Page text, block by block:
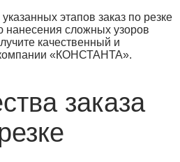
этапов заказ по резке
нанесения сложных узоров
качественный и
«КОНСТАНТА».
заказа